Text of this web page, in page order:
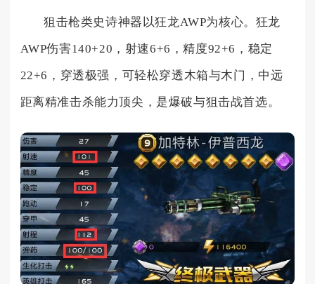
狙击枪类史诗神器以狂龙AWP为核心。狂龙
AWP伤害140+20，射速6+6，精度92+6，稳定
22+6，穿透极强，可轻松穿透木箱与木门，中远
距离精准击杀能力顶尖，是爆破与狙击战首选。